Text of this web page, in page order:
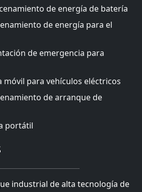
de energía de batería
de energía para el
de emergencia para
móvil para vehículos eléctricos
de arranque de
portátil
industrial de alta tecnología de